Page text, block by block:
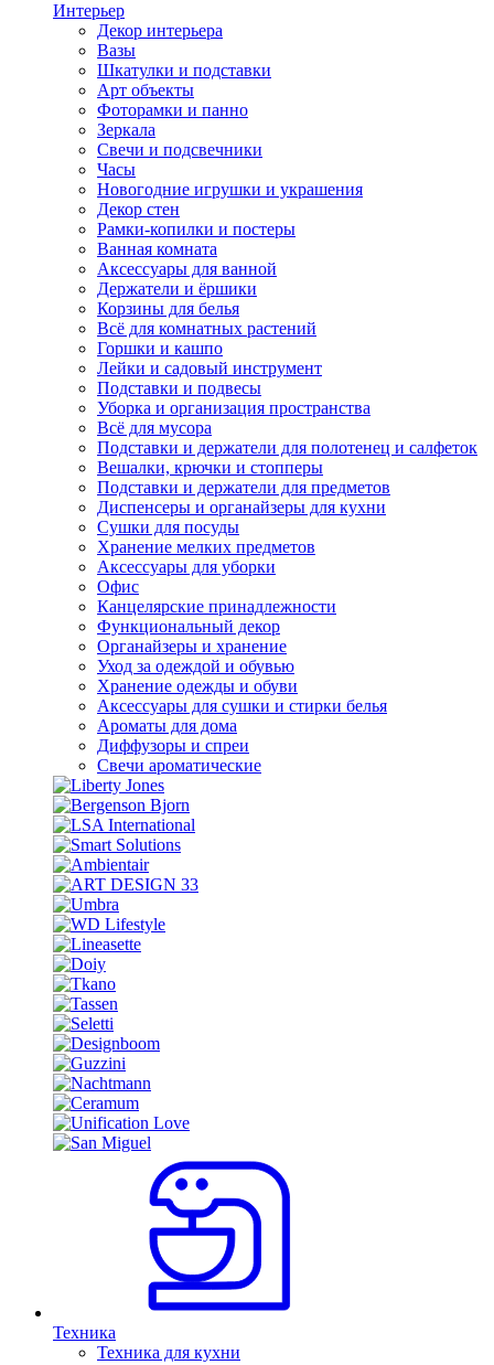
Интерьер
Декор интерьера
Вазы
Шкатулки и подставки
Арт объекты
Фоторамки и панно
Зеркала
Свечи и подсвечники
Часы
Новогодние игрушки и украшения
Декор стен
Рамки-копилки и постеры
Ванная комната
Аксессуары для ванной
Держатели и ёршики
Корзины для белья
Всё для комнатных растений
Горшки и кашпо
Лейки и садовый инструмент
Подставки и подвесы
Уборка и организация пространства
Всё для мусора
Подставки и держатели для полотенец и салфеток
Вешалки, крючки и стопперы
Подставки и держатели для предметов
Диспенсеры и органайзеры для кухни
Сушки для посуды
Хранение мелких предметов
Аксессуары для уборки
Офис
Канцелярские принадлежности
Функциональный декор
Органайзеры и хранение
Уход за одеждой и обувью
Хранение одежды и обуви
Аксессуары для сушки и стирки белья
Ароматы для дома
Диффузоры и спреи
Свечи ароматические
Техника
Техника для кухни